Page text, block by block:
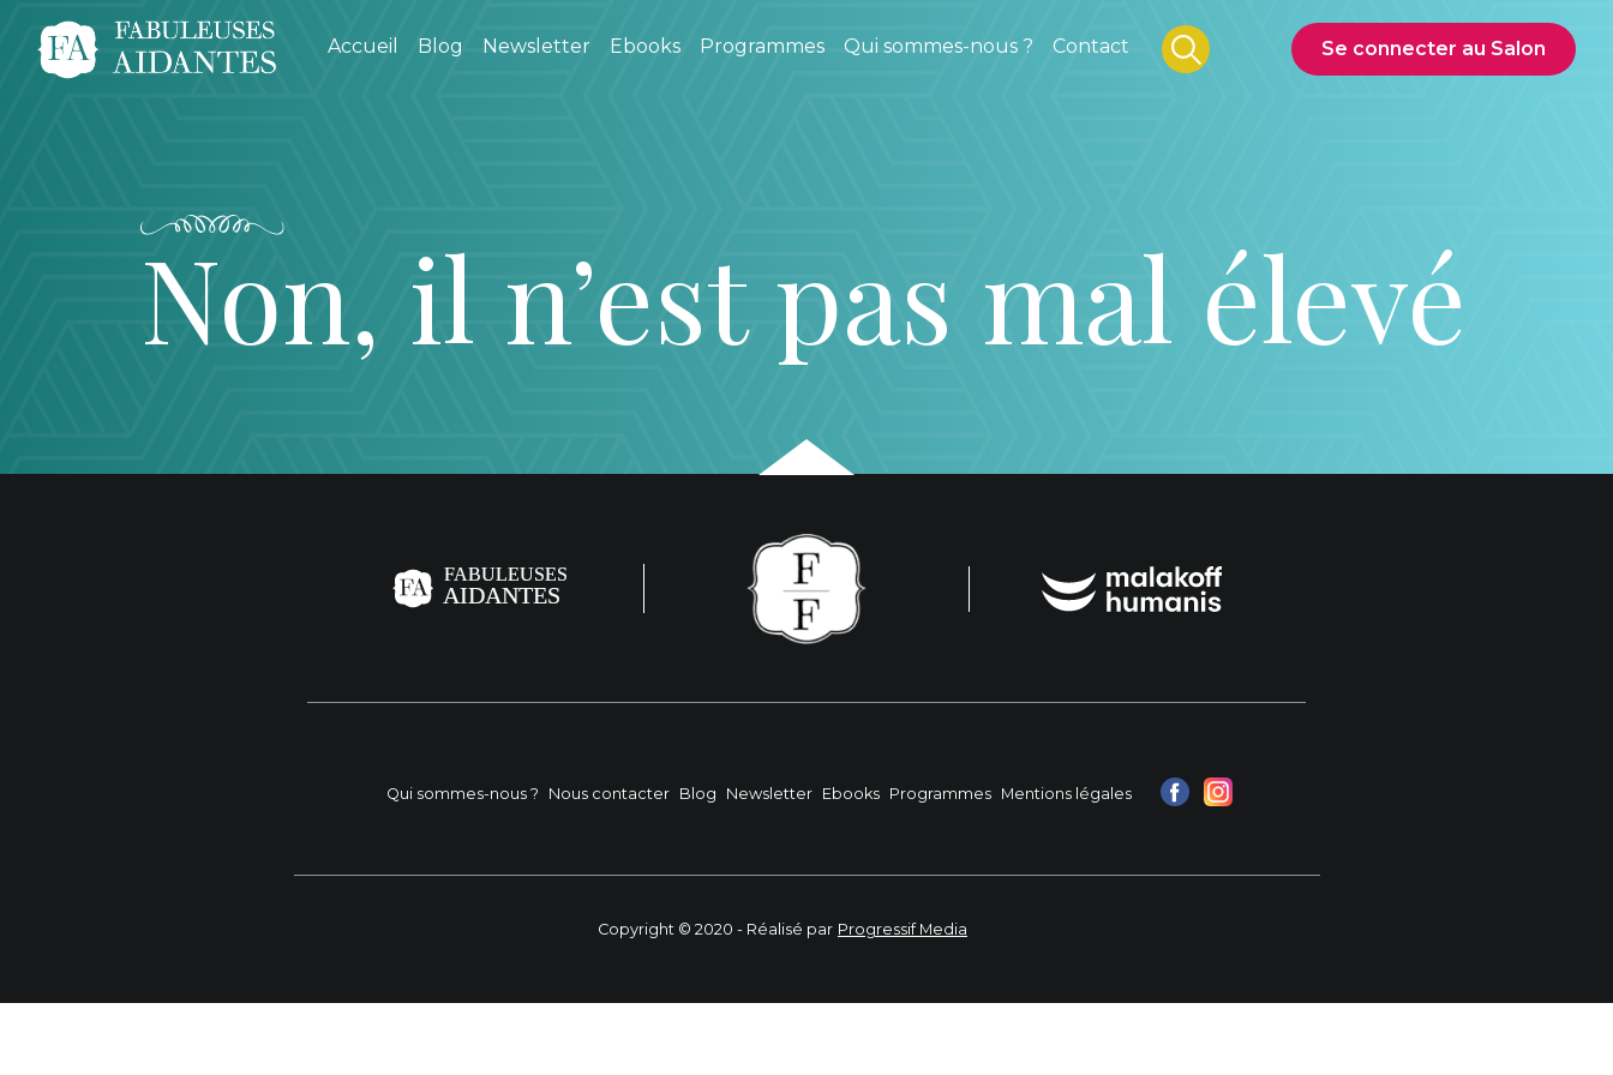
Accueil Blog Newsletter Ebooks Programmes Qui sommes-nous ? Contact Se connecter au Salon
Non, il n’est pas mal élevé
Qui sommes-nous ? Nous contacter Blog Newsletter Ebooks Programmes Mentions légales
Copyright © 2020 - Réalisé par Progressif Media